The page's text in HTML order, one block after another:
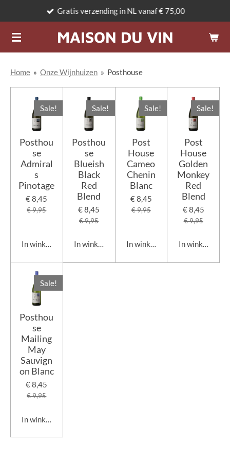
naar
de
MAISON DU VIN
Gratis verzending in NL vanaf € 75,00
Home » Onze Wijnhuizen » Posthouse
Sale!
Posthou
se
Admiral
s
Pinotage
€ 8,45
€ 9,95
In winkelwagen
Sale!
Posthou
se
Blueish
Black
Red
Blend
€ 8,45
€ 9,95
In winkelwagen
Sale!
Post
House
Cameo
Chenin
Blanc
€ 8,45
€ 9,95
In winkelwagen
Sale!
Post
House
Golden
Monkey
Red
Blend
€ 8,45
€ 9,95
In
Sale!
Posthou
se
Mailing
May
Sauvign
on Blanc
€ 8,45
€ 9,95
In winkelwagen